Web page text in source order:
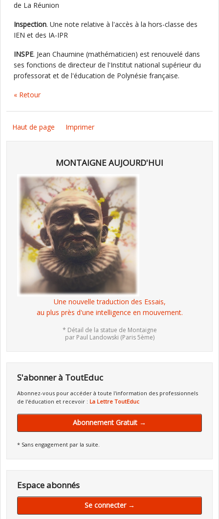
de La Réunion
Inspection. Une note relative à l'accès à la hors-classe des
IEN et des IA-IPR
INSPE. Jean Chaumine (mathématicien) est renouvelé dans
ses fonctions de directeur de l'Institut national supérieur du
professorat et de l'éducation de Polynésie française.
« Retour
Haut de page Imprimer
MONTAIGNE AUJOURD'HUI
Une nouvelle traduction des Essais,
au plus près d'une intelligence en mouvement.
* Détail de la statue de Montaigne
par Paul Landowski (Paris 5ème)
S'abonner à ToutEduc
Abonnez-vous pour accéder à toute l'information des professionnels
de l'éducation et recevoir : La Lettre ToutEduc
Abonnement Gratuit →
* Sans engagement par la suite.
Espace abonnés
Se connecter →